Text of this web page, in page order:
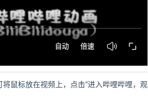
鼠标放在视频上，点击“进入哔哩哔哩，观